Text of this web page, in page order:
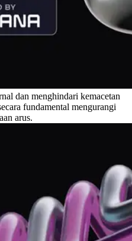
dan menghindari kemacetan
fundamental mengurangi
arus.